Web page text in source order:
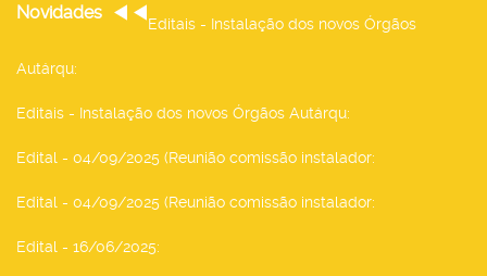
Novidades
Editais - Instalação dos novos Órgãos
Autárqu:
Editais - Instalação dos novos Órgãos Autárqu:
Edital - 04/09/2025 (Reunião comissão instalador:
Edital - 04/09/2025 (Reunião comissão instalador:
Edital - 16/06/2025: